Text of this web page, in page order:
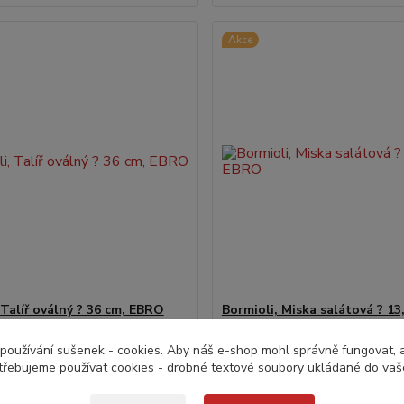
oválný ? 36 cm, EBRO
/ks
DPH Na dotaz ?
Akce
Bormioli, Miska salátová ?
44,0 Kč/ks
36,4 Kčbez DPH
do
sušenek - cookies. Aby náš e-shop mohl správně fungovat,
používat cookies - drobné textové soubory ukládané do